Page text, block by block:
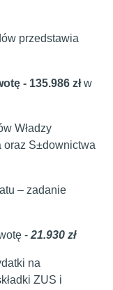
przedstawia
- 135.986 złw
Władzy
oraz S±downictwa
– zadanie
- 21.930 zł
na
ZUS i